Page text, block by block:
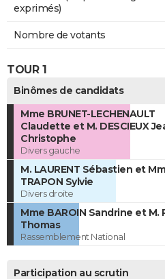
exprimés)
Nombre de votants
TOUR 1
Binômes de candidats
Mme BRUNET-LECHENAULT
Claudette et M. DESCIEUX
Christophe
Divers gauche
M. LAURENT Sébastien et
TRAPON Sylvie
Divers droite
Mme BAROIN Sandrine et M.
Thomas
Rassemblement National
Participation au scrutin